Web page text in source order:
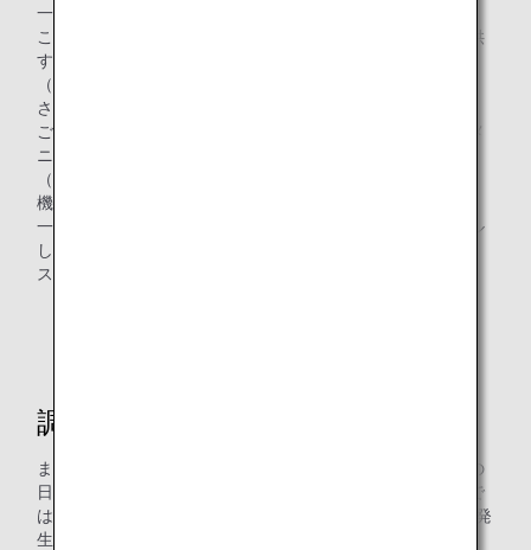
一便ごとに出来る限り無駄のない搭載数を決定しています。
これらの取り組みを通じて、機内食およびラウンジでご提供
するお食事の廃棄率（金額ベース）は約4.6%となっており
（2019年度実績）、今後もさらなる削減を目指します。
さらに、国際線のファーストクラスとビジネスクラスでは、
ご搭乗前にそれぞれのお好みに合わせて機内で召し上がるメ
ニューを事前に選択いただける機内食の事前予約サービス
（*1）を行っています。事前にご要望をお伺いすることで、
機内でお好みのお食事を召し上がっていただけるとともに、
一部メニューにおいては機内に搭載する数量をコントロール
し、提供されないまま廃棄となる機内食を減らす=「食品ロ
ス」の削減に繋がる取り組みです。
調理で出るごみをリサイクル
また関連する取り組みとして、ANAの国内線および国際線の
日本出発便の機内食を製造するANAケータリングサービスで
は、調理時に出るごみが1年間で約248トン、油が約28トン発
生しますが、これらは100%リサイクルしています。